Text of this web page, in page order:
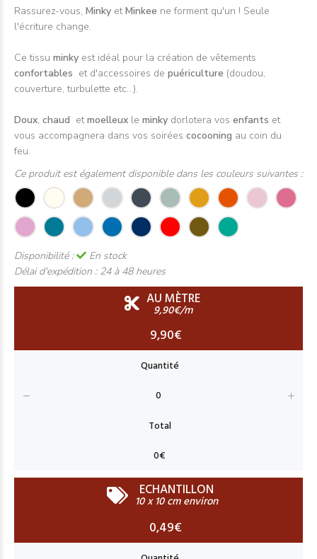
Rassurez-vous, Minky etMinkee ne forment qu'un ! Seule
l'écriture change.
Ce tissu minky est idéal pour la création de vêtements
confortables et d'accessoires de puériculture (doudou,
couverture, turbulette etc...).
Doux, chaud etmoelleux le minky dorlotera vos enfants et
vous accompagnera dans vos soirées cocooning au coin du
feu.
Ce produit est également disponible dans les couleurs suivantes :
Disponibilité :
En stock
Délai d'expédition : 24 à 48 heures
AU MÈTRE
9,90€/m
9,90€
ECHANTILLON
10 x 10 cm environ
0,49€